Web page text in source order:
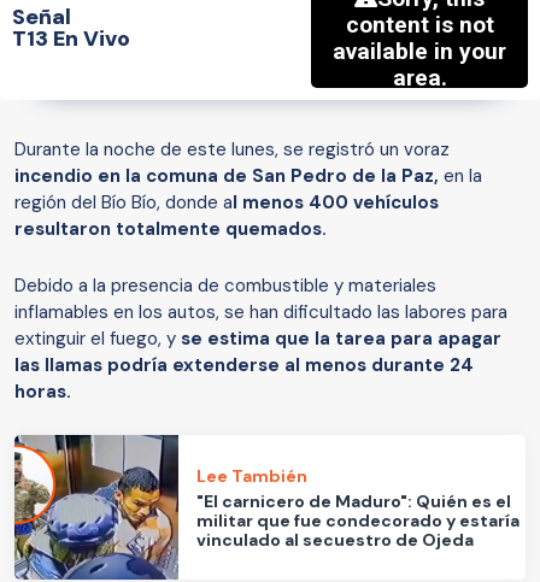
Señal
T13 En Vivo
Durante la noche de este lunes, se registró un voraz
incendio en la comuna de San Pedro de la Paz, en la
región del Bío Bío, donde al menos 400 vehículos
resultaron totalmente quemados.
Debido a la presencia de combustible y materiales
inflamables en los autos, se han dificultado las labores para
extinguir el fuego, y se estima que la tarea para apagar
las llamas podría extenderse al menos durante 24
horas.
Lee También
"El carnicero de Maduro": Quién es el
militar que fue condecorado y estaría
vinculado al secuestro de Ojeda